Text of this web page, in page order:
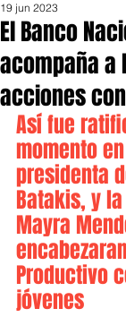
El Banco
acompaña a
acciones
19 jun 2023
Así fue
momento
presidenta
Batakis, y
Mayra
Productivo
jóvenes